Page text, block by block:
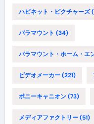
ハピネット・ピクチャーズ
パラマウント (34)
パラマウント・ホーム・エ
ビデオメーカー(221)
ポニーキャニオン(73)
メディアファクトリー(51)